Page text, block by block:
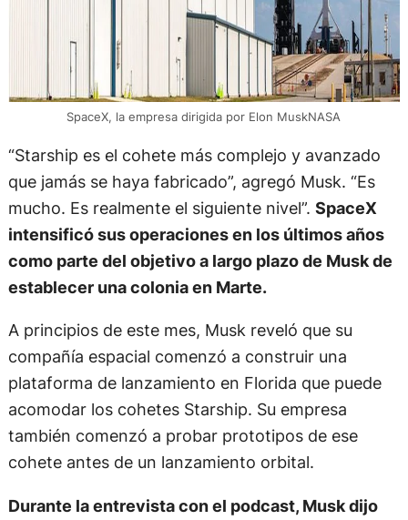
SpaceX, la empresa dirigida por Elon MuskNASA
“Starship es el cohete más complejo y avanzado
que jamás se haya fabricado”, agregó Musk. “Es
mucho. Es realmente el siguiente nivel”. SpaceX
intensificó sus operaciones en los últimos años
como parte del objetivo a largo plazo de Musk de
establecer una colonia en Marte.
A principios de este mes, Musk reveló que su
compañía espacial comenzó a construir una
plataforma de lanzamiento en Florida que puede
acomodar los cohetes Starship. Su empresa
también comenzó a probar prototipos de ese
cohete antes de un lanzamiento orbital.
Durante la entrevista con el podcast, Musk dijo